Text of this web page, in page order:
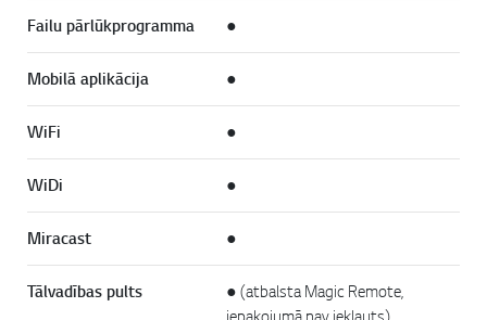
Failu pārlūkprogramma ●
Mobilā aplikācija ●
WiFi ●
WiDi ●
Miracast ●
Tālvadības pults
● (atbalsta Magic Remote,
iepakojumā nav iekļauts)